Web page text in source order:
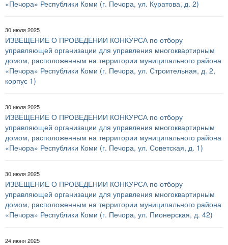
«Печора» Республики Коми (г. Печора, ул. Куратова, д. 2)
30 июля 2025
ИЗВЕЩЕНИЕ О ПРОВЕДЕНИИ КОНКУРСА по отбору
управляющей организации для управления многоквартирным
домом, расположенным на территории муниципального района
«Печора» Республики Коми (г. Печора, ул. Строительная, д. 2,
корпус 1)
30 июля 2025
ИЗВЕЩЕНИЕ О ПРОВЕДЕНИИ КОНКУРСА по отбору
управляющей организации для управления многоквартирным
домом, расположенным на территории муниципального района
«Печора» Республики Коми (г. Печора, ул. Советская, д. 1)
30 июля 2025
ИЗВЕЩЕНИЕ О ПРОВЕДЕНИИ КОНКУРСА по отбору
управляющей организации для управления многоквартирным
домом, расположенным на территории муниципального района
«Печора» Республики Коми (г. Печора, ул. Пионерская, д. 42)
24 июня 2025